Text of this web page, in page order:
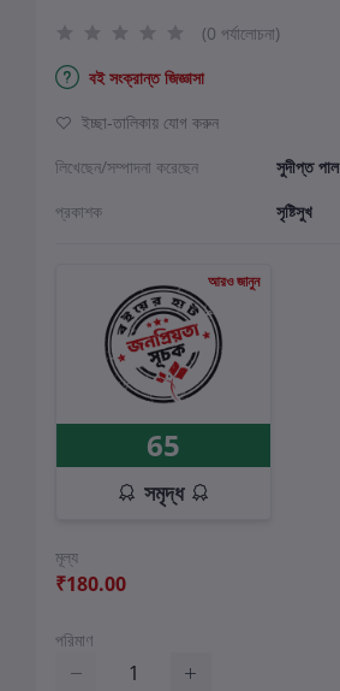
(0 পর্যালোচনা)
বই সংক্রান্ত জিজ্ঞাসা
ইচ্ছা-তালিকায় যোগ করুন
লিখেছেন/সম্পাদনা করেছেন
সুদীপ্ত পাল
প্রকাশক
সৃষ্টিসুখ
আরও জানুন
65
সমৃদ্ধ
মূল্য
₹180.00
পরিমাণ